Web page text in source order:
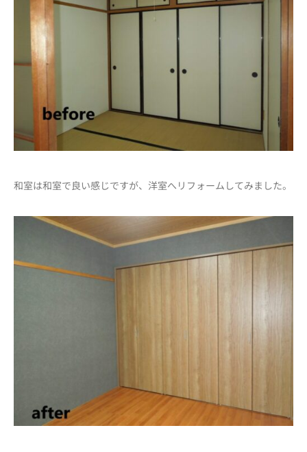
和室は和室で良い感じですが、洋室へリフォームしてみました。